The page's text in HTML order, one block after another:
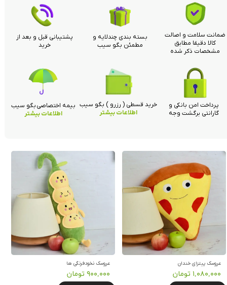
عروسک پیتزای خندان
۱,۰۸۰,۰۰۰ تومان
عروسک نخودفرنگی ها
۹۰۰,۰۰۰ تومان
ضمانت سلامت و اصالت
کالا دقیقا مطابق
مشخصات ذکر شده
بسته بندی چندلایه و
مطمئن بگو سیب
پشتیبانی قبل و بعد از
خرید
خرید قسطی ( رزرو ) بگو سیب
اطلاعات بیشتر
پرداخت امن بانکی و
گارانتی برگشت وجه
بیمه اختصاصی بگو سیب
اطلاعات بیشتر